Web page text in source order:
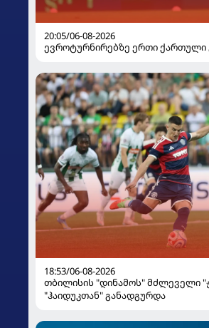
20:05/06-08-2026
ევროტურნირებზე ერთი ქართული
18:53/06-08-2026
თბილისის "დინამოს" მძლეველი
"ჰაიდუკთან" განადგურდა